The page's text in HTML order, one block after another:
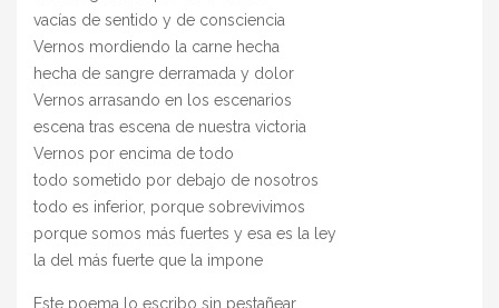
vacías de sentido y de consciencia
Vernos mordiendo la carne hecha
hecha de sangre derramada y dolor
Vernos arrasando en los escenarios
escena tras escena de nuestra victoria
Vernos por encima de todo
todo sometido por debajo de nosotros
todo es inferior, porque sobrevivimos
porque somos más fuertes y esa es la ley
la del más fuerte que la impone
Este poema lo escribo sin pestañear